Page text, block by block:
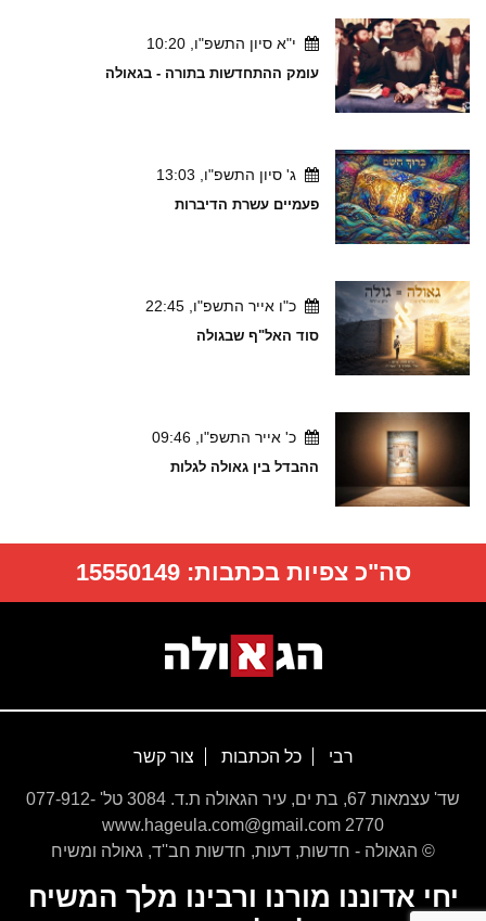
י"א סיון התשפ"ו, 10:20
עומק ההתחדשות בתורה - בגאולה
ג' סיון התשפ"ו, 13:03
פעמיים עשרת הדיברות
כ"ו אייר התשפ"ו, 22:45
סוד האל"ף שבגולה
כ' אייר התשפ"ו, 09:46
ההבדל בין גאולה לגלות
סה"כ צפיות בכתבות:15550149
רבי כל הכתבות צור קשר
שד' עצמאות 67, בת ים, עיר הגאולה ת.ד. 3084 טל' 077-912-
2770 www.hageula.com@gmail.com
© הגאולה - חדשות, דעות, חדשות חב''ד, גאולה ומשיח
יחי אדוננו מורנו ורבינו מלך המשיח